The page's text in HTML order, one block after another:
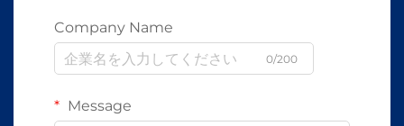
Company Name
0/200
Message